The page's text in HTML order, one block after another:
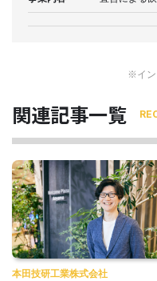
※イン
関連記事一覧
本田技研工業株式会社